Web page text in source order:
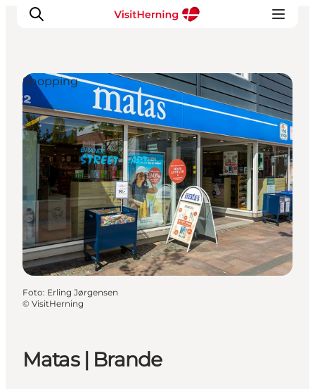
Det sker
Spis, drik og shop
Kunstlandet
Se og oplev
Find vej
Sov godt
Book overnatning
Matas | Brande
Shopping
Foto: Erling Jørgensen
© VisitHerning